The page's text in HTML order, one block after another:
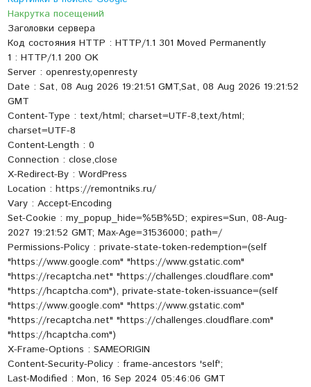
Накрутка посещений
Заголовки сервера
Код состояния HTTP : HTTP/1.1 301 Moved Permanently
1 : HTTP/1.1 200 OK
Server : openresty,openresty
Date : Sat, 08 Aug 2026 19:21:51 GMT,Sat, 08 Aug 2026 19:21:52
GMT
Content-Type : text/html; charset=UTF-8,text/html;
charset=UTF-8
Content-Length : 0
Connection : close,close
X-Redirect-By : WordPress
Location : https://remontniks.ru/
Vary : Accept-Encoding
Set-Cookie : my_popup_hide=%5B%5D; expires=Sun, 08-Aug-
2027 19:21:52 GMT; Max-Age=31536000; path=/
Permissions-Policy : private-state-token-redemption=(self
"https://www.google.com" "https://www.gstatic.com"
"https://recaptcha.net" "https://challenges.cloudflare.com"
"https://hcaptcha.com"), private-state-token-issuance=(self
"https://www.google.com" "https://www.gstatic.com"
"https://recaptcha.net" "https://challenges.cloudflare.com"
"https://hcaptcha.com")
X-Frame-Options : SAMEORIGIN
Content-Security-Policy : frame-ancestors 'self';
Last-Modified : Mon, 16 Sep 2024 05:46:06 GMT